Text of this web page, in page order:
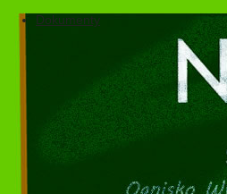
Dokumenty